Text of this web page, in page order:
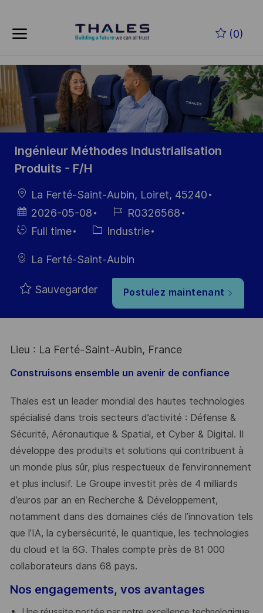
(0)
-
Ingénieur Méthodes Industrialisation
Produits - F/H
localisation
La Ferté-Saint-Aubin, Loiret, 45240
Date
d’affichage
2026-05-08
Référence
du poste
R0326568
HiringFull time Catégorie
Industrie
La Ferté-Saint-Aubin
Sauvegarder Postulez maintenant
Lieu : La Ferté-Saint-Aubin, France
Construisons ensemble un avenir de confiance
Thales est un leader mondial des hautes technologies
spécialisé dans trois secteurs d’activité : Défense &
Sécurité, Aéronautique & Spatial, et Cyber & Digital. Il
développe des produits et solutions qui contribuent à
un monde plus sûr, plus respectueux de l’environnement
et plus inclusif. Le Groupe investit près de 4 milliards
d’euros par an en Recherche & Développement,
notamment dans des domaines clés de l’innovation tels
que l’IA, la cybersécurité, le quantique, les technologies
du cloud et la 6G. Thales compte près de 81 000
collaborateurs dans 68 pays.
Nos engagements, vos avantages